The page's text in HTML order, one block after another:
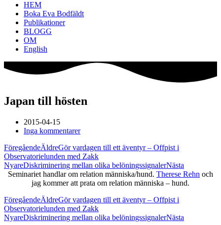
HEM
Boka Eva Bodfäldt
Publikationer
BLOGG
OM
English
Japan till hösten
2015-04-15
Inga kommentarer
FöregåendeÄldreGör vardagen till ett äventyr – Offpist i
Observatorielunden med Zakk
NyareDiskriminering mellan olika belöningssignalerNästa
Seminariet handlar om relation människa/hund. Therese Rehn och
jag kommer att prata om relation människa – hund.
FöregåendeÄldreGör vardagen till ett äventyr – Offpist i
Observatorielunden med Zakk
NyareDiskriminering mellan olika belöningssignalerNästa